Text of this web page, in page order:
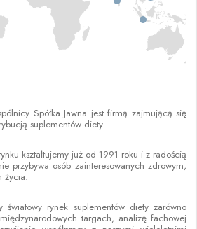
Spółka Jawna jest firmą zajmującą się
suplementów diety.
kształtujemy już od 1991 roku i z radością
przybywa osób zainteresowanych zdrowym,
życia.
rynek suplementów diety zarówno
targach, analizę fachowej